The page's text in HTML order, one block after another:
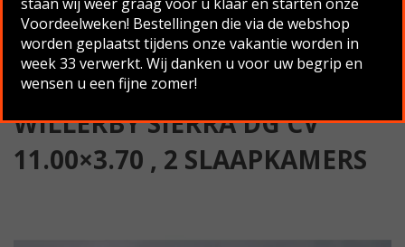
Slaapkamers
Terug naar overzicht
WILLERBY SIERRA DG CV
11.00×3.70 , 2 SLAAPKAMERS
Voordeelweken! Bestellingen die via de webshop
worden geplaatst tijdens onze vakantie worden in
week 33 verwerkt. Wij danken u voor uw begrip en
wensen u een fijne zomer!